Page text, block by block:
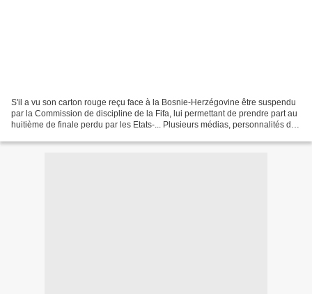
S'il a vu son carton rouge reçu face à la Bosnie-Herzégovine être suspendu
par la Commission de discipline de la Fifa, lui permettant de prendre part au
huitième de finale perdu par les Etats-... Plusieurs médias, personnalités du